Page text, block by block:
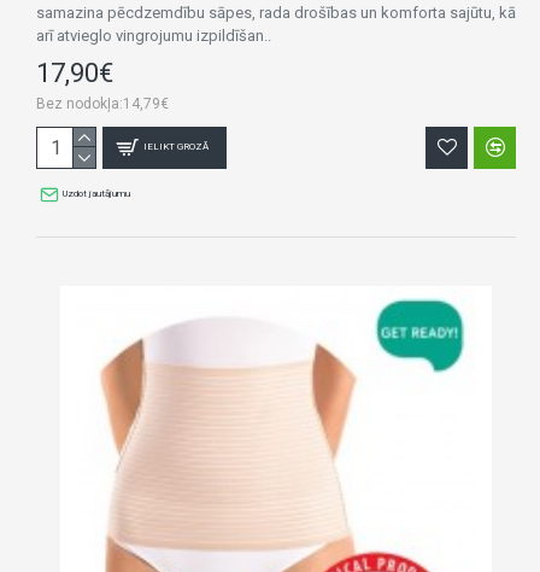
samazina pēcdzemdību sāpes, rada drošības un komforta sajūtu, kā
arī atvieglo vingrojumu izpildīšan..
17,90€
Bez nodokļa:14,79€
IELIKT GROZĀ
Uzdot jautājumu